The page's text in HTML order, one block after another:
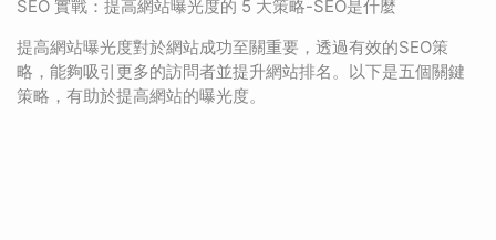
SEO 實戰：提高網站曝光度的 5 大策略-SEO是什麼
提高網站曝光度對於網站成功至關重要，透過有效的SEO策
略，能夠吸引更多的訪問者並提升網站排名。以下是五個關鍵
策略，有助於提高網站的曝光度。